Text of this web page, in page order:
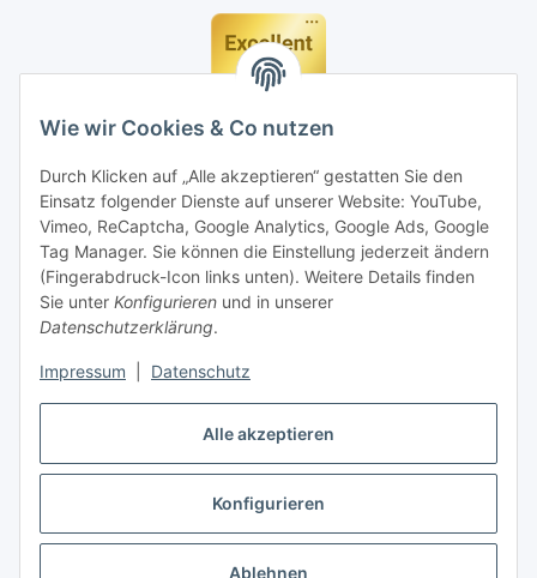
Alle akzeptieren
Konfigurieren
Ablehnen
Wie wir Cookies & Co nutzen
Durch Klicken auf „Alle akzeptieren“ gestatten Sie den
Einsatz folgender Dienste auf unserer Website: YouTube,
Vimeo, ReCaptcha, Google Analytics, Google Ads, Google
Tag Manager. Sie können die Einstellung jederzeit ändern
(Fingerabdruck-Icon links unten). Weitere Details finden
Sie unter Konfigurieren und in unserer
Datenschutzerklärung.
Impressum Datenschutz